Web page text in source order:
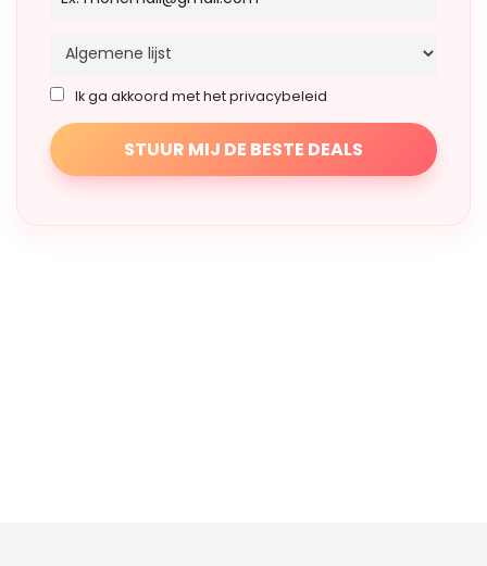
Ik ga akkoord met het privacybeleid